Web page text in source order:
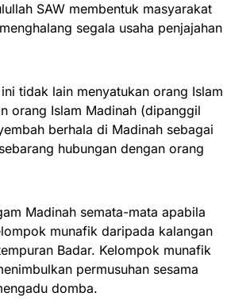
SAW membentuk masyarakat
segala usaha penjajahan
tidak lain menyatukan orang Islam
orang Islam Madinah (dipanggil
berhala di Madinah sebagai
hubungan dengan orang
Madinah semata-mata apabila
munafik daripada kalangan
Badar. Kelompok munafik
permusuhan sesama
domba.